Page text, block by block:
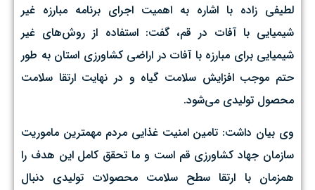
لطیفی زاده با اشاره به اهمیت اجرای برنامه مبارزه غیر
شیمیایی با آفات در قم، گفت:‌ استفاده از روش‌های غیر
شیمیایی برای مبارزه با آفات در اراضی کشاورزی استان به طور
حتم موجب افزایش سلامت گیاه و در نهایت ارتقا سلامت
محصول تولیدی می‌شود.
وی بیان داشت: تامین امنیت غذایی مردم مهمترین ماموریت
سازمان جهاد کشاورزی قم است و ما تحقق کامل این هدف را
همزمان با ارتقا سطح سلامت محصولات تولیدی دنبال